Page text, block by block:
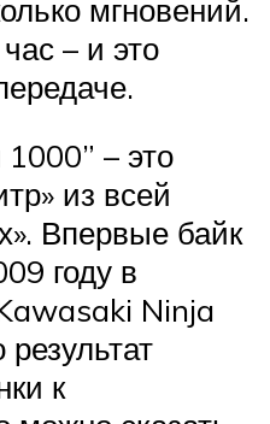
мгновений.
– и это
– это
из всей
Впервые байк
году в
Ninja
к